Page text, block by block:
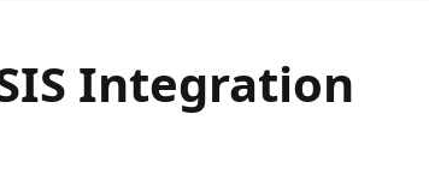
Integration